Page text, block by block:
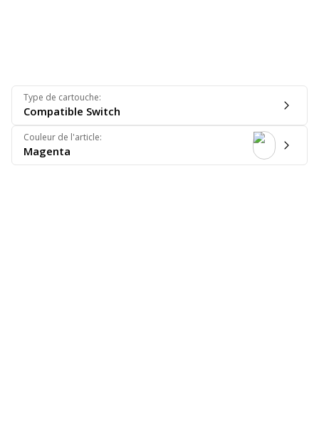
Type de cartouche:
Compatible Switch
Couleur de l'article:
Magenta